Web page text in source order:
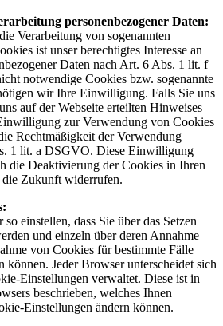
personenbezogener Daten:
Verarbeitung von sogenannten
ist unser berechtigtes Interesse an
Daten nach Art. 6 Abs. 1 lit. f
notwendige Cookies bzw. sogenannte
wir Ihre Einwilligung. Falls Sie uns
auf der Webseite erteilten Hinweises
zur Verwendung von Cookies
Rechtmäßigkeit der Verwendung
1 lit. a DSGVO. Diese Einwilligung
die Deaktivierung der Cookies in Ihren
Zukunft widerrufen.
einstellen, dass Sie über das Setzen
und einzeln über deren Annahme
von Cookies für bestimmte Fälle
können. Jeder Browser unterscheidet sich
Einstellungen verwaltet. Diese ist in
beschrieben, welches Ihnen
Einstellungen ändern können.